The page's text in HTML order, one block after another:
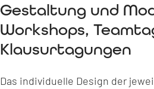
Gestaltung und
Workshops,
Klausurtagungen
Das individuelle Design der